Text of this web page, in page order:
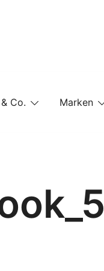
Co. Marken